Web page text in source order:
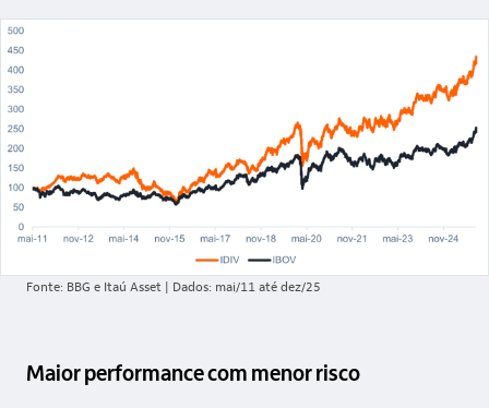
Fonte: BBG e Itaú Asset | Dados: mai/11 até dez/25
Maior performance com menor risco